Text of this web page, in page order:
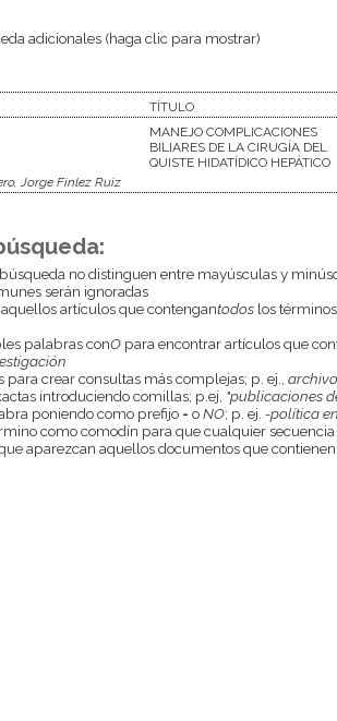
adicionales (haga clic para mostrar)
TÍTULO
MANEJO COMPLICACIONES
BILIARES DE LA CIRUGÍA DEL
QUISTE HIDATÍDICO HEPÁTICO
Jorge Finlez Ruiz
no distinguen entre mayúsculas y
serán ignoradas
aquellos artículos que contengantodoslos términos
palabras conOpara encontrar artículos que
para crear consultas más complejas; p. ej.,
introduciendo comillas; p.ej, "publicaciones
poniendo como prefijo - oNO; p. ej. -política
como comodín para que cualquier secuencia
aparezcan aquellos documentos que contienen